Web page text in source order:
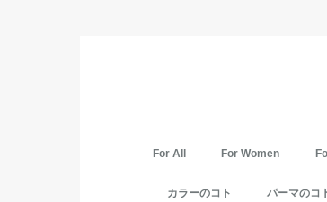
For All For Women
カラーのコト パーマのコ